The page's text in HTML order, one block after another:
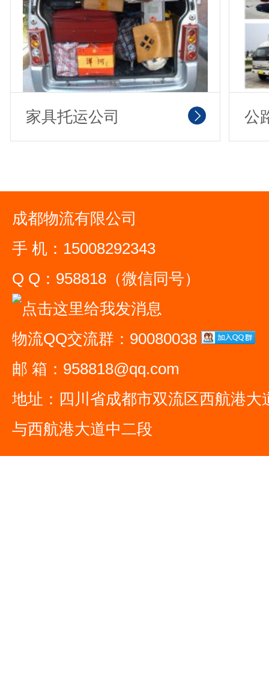
家具托运公司 公
成都物流有限公司
手 机：15008292343
Q Q：958818（微信同号）
物流QQ交流群：90080038
邮 箱：958818@qq.com
地址：四川省成都市双流区西航港大
与西航港大道中二段